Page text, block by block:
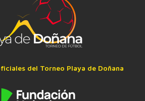
del Torneo Playa de Doñana